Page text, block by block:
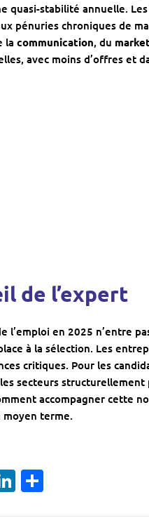
quasi-stabilité annuelle.
pénuries chroniques de
la communication, du
avec moins d’offres et
de l’expert
l’emploi en 2025 n’entre
à la sélection. Les
critiques. Pour les
secteurs structurellement
accompagner cette
moyen terme.
LinkedIn